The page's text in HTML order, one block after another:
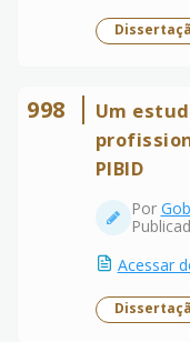
998
Um
PIBID
Por
Acessar